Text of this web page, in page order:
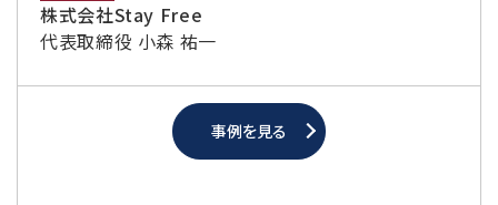
株式会社Stay Free
代表取締役 小森 祐一
事例を見る